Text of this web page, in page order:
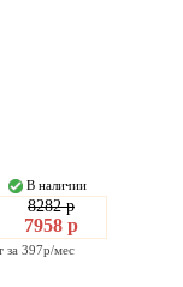
В наличии
8282 р
7958 р
за 397р/мес